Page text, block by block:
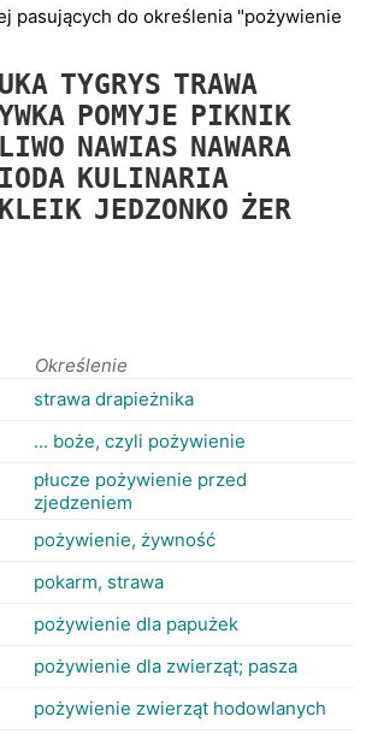
pasujących do określenia "pożywienie
TYGRYS TRAWA
POMYJE PIKNIK
NAWIAS NAWARA
KULINARIA
KLEIK JEDZONKO ŻER
Określenie
strawa drapieżnika
... boże, czyli pożywienie
płucze pożywienie przed
zjedzeniem
pożywienie, żywność
pokarm, strawa
pożywienie dla papużek
pożywienie dla zwierząt; pasza
pożywienie zwierząt hodowlanych